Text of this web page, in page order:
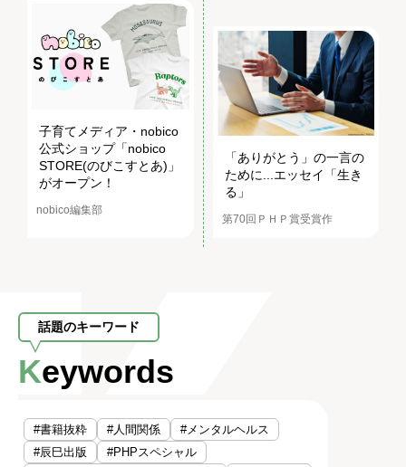
子育てメディア・nobico
公式ショップ「nobico
STORE(のびこすとあ)」
がオープン！
nobico編集部
「ありがとう」の一言の
ために...エッセイ「生き
る」
第70回ＰＨＰ賞受賞作
話題のキーワード
Keywords
#書籍抜粋 #人間関係
#メンタルヘルス
#辰巳出版
#PHPスペシャル